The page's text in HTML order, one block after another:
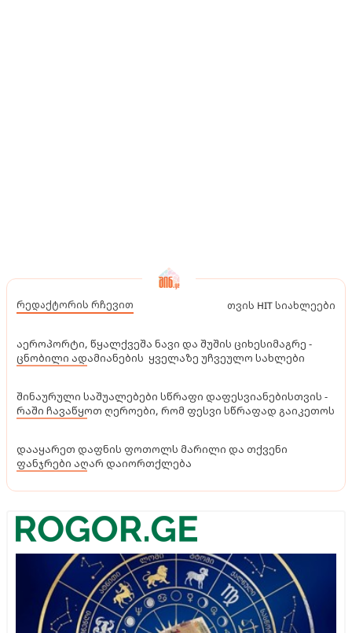
რედაქტორის რჩევით თვის HIT სიახლეები